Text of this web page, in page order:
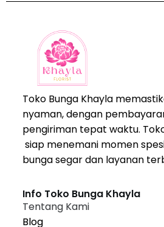
Toko Bunga Khayla
nyaman, dengan
pengiriman tepat waktu.
siap menemani momen
bunga segar dan layanan
Info Toko Bunga Khayla
Tentang Kami
Blog